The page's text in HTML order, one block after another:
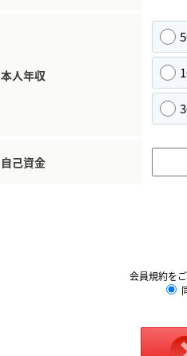
本人年収
自己資金
会員規約を